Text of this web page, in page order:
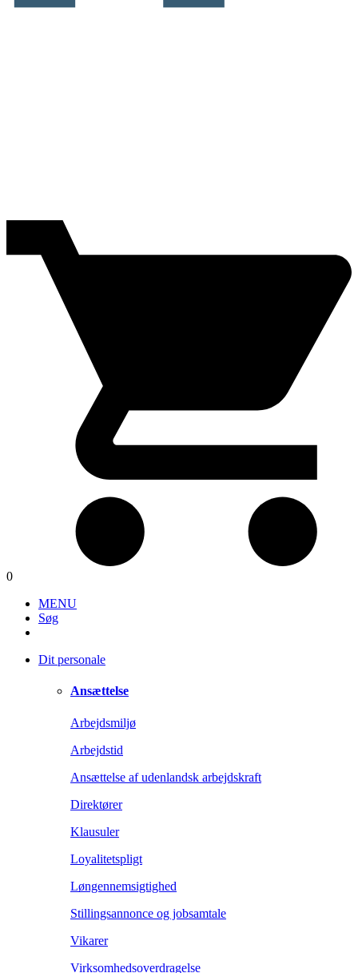
0
MENU
Søg
Dit personale
Ansættelse
Arbejdsmiljø
Arbejdstid
Ansættelse af udenlandsk arbejdskraft
Direktører
Klausuler
Loyalitetspligt
Løngennemsigtighed
Stillingsannonce og jobsamtale
Vikarer
Virksomhedsoverdragelse